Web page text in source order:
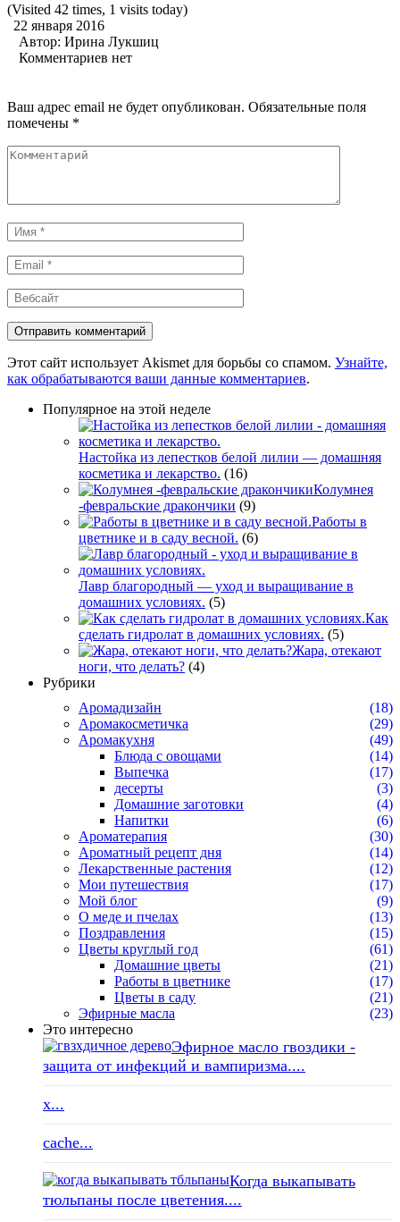
(Visited 42 times, 1 visits today)
22 января 2016
Автор: Ирина Лукшиц
Комментариев нет
Ваш адрес email не будет опубликован. Обязательные поля
помечены *
Комментарий
Имя
*
Email
*
Вебсайт
Этот сайт использует Akismet для борьбы со спамом. Узнайте,
как обрабатываются ваши данные комментариев.
Популярное на этой неделе
Настойка из лепестков белой лилии — домашняя
косметика и лекарство. (16)
Колумнея
-февральские дракончики (9)
Работы в
цветнике и в саду весной. (6)
Лавр благородный — уход и выращивание в
домашних условиях. (5)
Как
сделать гидролат в домашних условиях. (5)
Жара, отекают
ноги, что делать? (4)
Рубрики
Аромадизайн
(18)
Аромакосметичка
(29)
Аромакухня
(49)
Блюда с овощами
(14)
Выпечка
(17)
десерты
(3)
Домашние заготовки
(4)
Напитки
(6)
Ароматерапия
(30)
Ароматный рецепт дня
(14)
Лекарственные растения
(12)
Мои путешествия
(17)
Мой блог
(9)
О меде и пчелах
(13)
Поздравления
(15)
Цветы круглый год
(61)
Домашние цветы
(21)
Работы в цветнике
(17)
Цветы в саду
(21)
Эфирные масла
(23)
Это интересно
Эфирное масло гвоздики -
защита от инфекций и вампиризма....
x...
cache...
Когда выкапывать
тюльпаны после цветения....